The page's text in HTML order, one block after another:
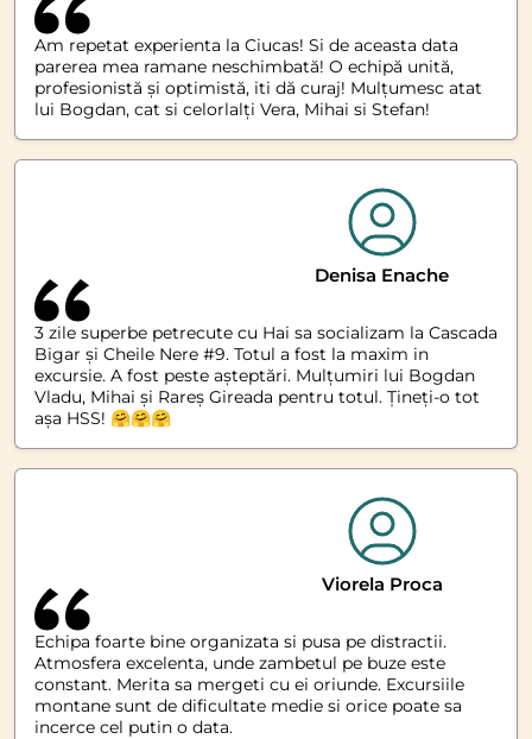
Am repetat experienta la Ciucas! Si de aceasta data
parerea mea ramane neschimbată! O echipă unită,
profesionistă și optimistă, iti dă curaj! Mulțumesc atat
lui Bogdan, cat si celorlalți Vera, Mihai si Stefan!
Denisa Enache
3 zile superbe petrecute cu Hai sa socializam la Cascada
Bigar și Cheile Nere #9. Totul a fost la maxim in
excursie. A fost peste așteptări. Mulțumiri lui Bogdan
Vladu, Mihai și Rareș Gireada pentru totul. Țineți-o tot
așa HSS! 🤗🤗🤗
Viorela Proca
Echipa foarte bine organizata si pusa pe distractii.
Atmosfera excelenta, unde zambetul pe buze este
constant. Merita sa mergeti cu ei oriunde. Excursiile
montane sunt de dificultate medie si orice poate sa
incerce cel putin o data.